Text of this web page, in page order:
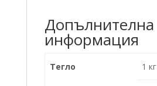
Допълнителна
информация
Тегло 1 кг